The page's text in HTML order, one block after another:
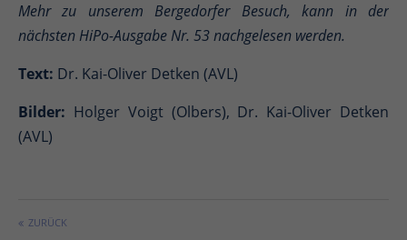
Mehr zu unserem Bergedorfer Besuch, kann in der
nächsten HiPo-Ausgabe Nr. 53 nachgelesen werden.
Text: Dr. Kai-Oliver Detken (AVL)
Bilder: Holger Voigt (Olbers), Dr. Kai-Oliver Detken
(AVL)
ZURÜCK